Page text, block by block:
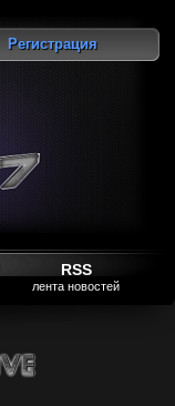
Регистрация
RSS
лента новостей